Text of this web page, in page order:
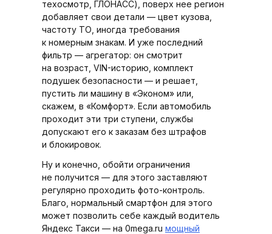
техосмотр, ГЛОНАСС), поверх нее регион
добавляет свои детали — цвет кузова,
частоту ТО, иногда требования
к номерным знакам. И уже последний
фильтр — агрегатор: он смотрит
на возраст, VIN-историю, комплект
подушек безопасности — и решает,
пустить ли машину в «Эконом» или,
скажем, в «Комфорт». Если автомобиль
проходит эти три ступени, службы
допускают его к заказам без штрафов
и блокировок.
Ну и конечно, обойти ограничения
не получится — для этого заставляют
регулярно проходить фото-контроль.
Благо, нормальный смартфон для этого
может позволить себе каждый водитель
Яндекс Такси — на 0mega.ru мощный